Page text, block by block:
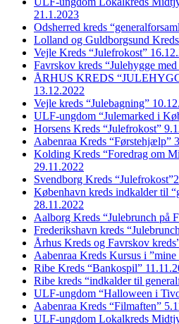
21.1.2023
Odsherred kreds
Lolland og Guldborgsund
Vejle Kreds “Julefrokost”
Favrskov kreds “Julehygge
ÅRHUS KREDS
13.12.2022
Vejle kreds “Julebagning”
ULF-ungdom “Julemarked i
Horsens Kreds “Julefrokost”
Aabenraa Kreds “Førstehjælp”
Kolding Kreds “Foredrag om
29.11.2022
Svendborg Kreds
København kreds indkalder til
28.11.2022
Aalborg Kreds “Julebrunch på
Frederikshavn kreds
Århus Kreds og Favrskov
Aabenraa Kreds Kursus i ”mine
Ribe Kreds “Bankospil”
Ribe kreds “indkalder til
ULF-ungdom “Halloween i
Aabenraa Kreds “Filmaften”
ULF-ungdom Lokalkreds